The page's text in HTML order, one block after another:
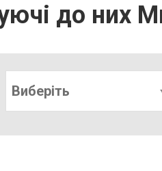
до них
Виберіть